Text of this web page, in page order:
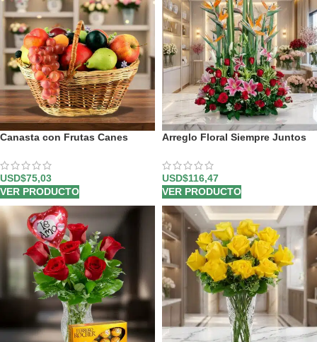
Canasta con Frutas Canes
USD$75,03
VER PRODUCTO
Arreglo Floral Siempre Juntos
USD$116,47
VER PRODUCTO